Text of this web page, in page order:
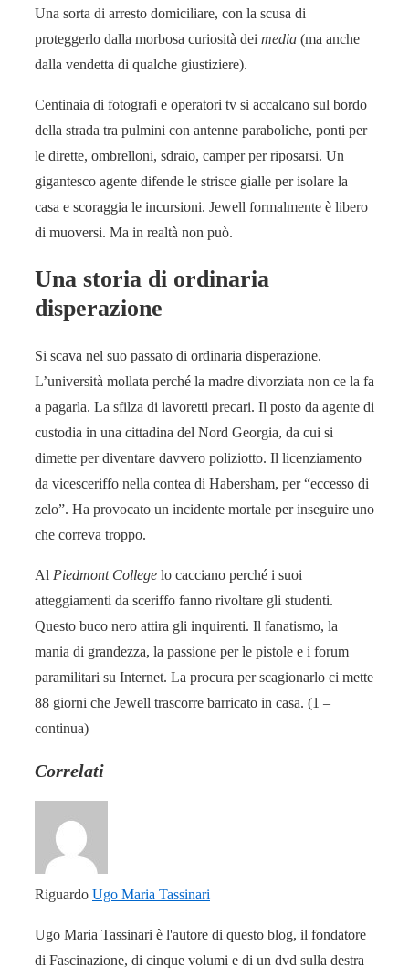
Una sorta di arresto domiciliare, con la scusa di
proteggerlo dalla morbosa curiosità dei media (ma anche
dalla vendetta di qualche giustiziere).
Centinaia di fotografi e opera­tori tv si accalcano sul bordo
della strada tra pulmini con antenne paraboliche, ponti per
le di­rette, ombrelloni, sdraio, camper per riposarsi. Un
gigantesco agente difende le strisce gialle per isolare la
casa e scoraggia le in­cursioni. Jewell formalmente è libero
di muoversi. Ma in realtà non può.
Una storia di ordinaria
disperazione
Si sca­va nel suo passa­to di ordinaria disperazione.
L’università mollata perché la madre divorziata non ce la fa
a pagarla. La sfilza di lavoretti precari. Il posto da agente di
custodia in una cittadina del Nord Georgia, da cui si
dimette per diventare davvero poliziotto. Il licenziamento
da vice­sceriffo nella contea di Habersham, per “eccesso di
zelo”. Ha provocato un incidente mortale per inseguire uno
che correva troppo.
Al Piedmont College lo cacciano perché i suoi
atteggiamenti da sceriffo fanno rivoltare gli studenti.
Questo buco nero attira gli inquirenti. Il fanatismo, la
mania di grandezza, la passione per le pistole e i forum
paramilitari su Internet. La procura per scagionarlo ci mette
88 giorni che Jewell trascorre barricato in casa. (1 –
continua)
Correlati
Riguardo Ugo Maria Tassinari
Ugo Maria Tassinari è l'autore di questo blog, il fondatore
di Fascinazione, di cinque volumi e di un dvd sulla destra